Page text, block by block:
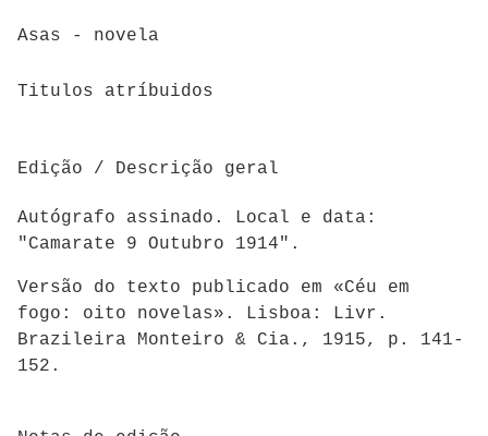
Asas - novela
Titulos atríbuidos
Edição / Descrição geral
Autógrafo assinado. Local e data:
"Camarate 9 Outubro 1914".
Versão do texto publicado em «Céu em
fogo: oito novelas». Lisboa: Livr.
Brazileira Monteiro & Cia., 1915, p. 141-
152.